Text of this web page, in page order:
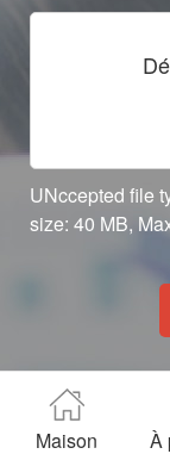
UNccepted file
size: 40 MB,
Maison À